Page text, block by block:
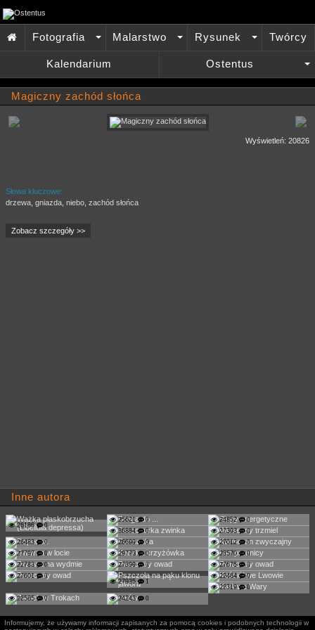

Fotografia
Malarstwo
Rysunek Twórcy
Kalendarium
+
Ostentus
Magiczny zachód słońca
Wyświetleń: 20826
Słowa kluczowe:
drzewa gniazda niebo zachód słońca
Zobacz szczegóły >>
Inne autora
26186 0
25621 0 24852 0
36884 0 27393 0
26483 0 26699 0 27012 0
27797 0 29773 0 23570 0
22783 0 27399 0 27675 0
27601 0
27935 1
22464 0
22319 0
22585 0 24243 0
Informujemy, że używamy informacji zapisanych za pomocą cookies i podobnych technologii w